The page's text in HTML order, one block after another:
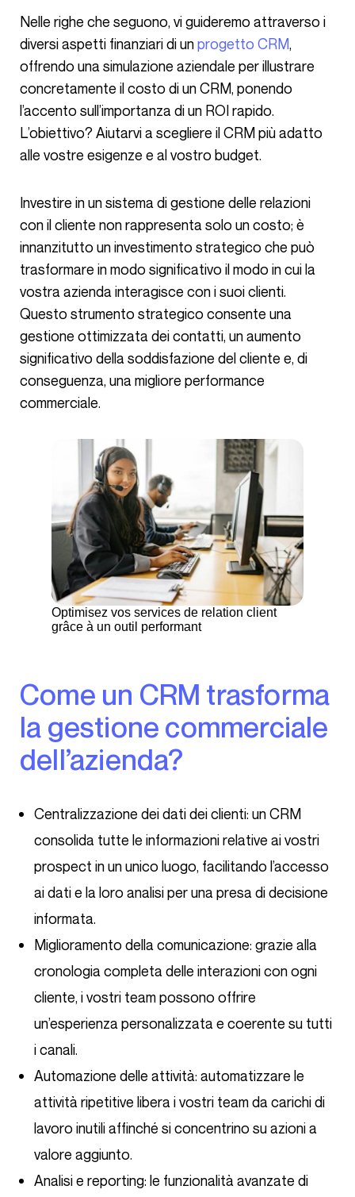
Nelle righe che seguono, vi guideremo attraverso i
diversi aspetti finanziari di unprogetto CRM,
offrendo una simulazione aziendale per illustrare
concretamente il costo di un CRM, ponendo
l’accento sull’importanza di un ROI rapido.
L’obiettivo? Aiutarvi a scegliere il CRM più adatto
alle vostre esigenze e al vostro budget.
Investire in un sistema di gestione delle relazioni
con il cliente non rappresenta solo un costo; è
innanzitutto un investimento strategico che può
trasformare in modo significativo il modo in cui la
vostra azienda interagisce con i suoi clienti.
Questo strumento strategico consente una
gestione ottimizzata dei contatti, un aumento
significativo della soddisfazione del cliente e, di
conseguenza, una migliore performance
commerciale.
Optimisez vos services de relation client
grâce à un outil performant
Come un CRM trasforma
la gestione commerciale
dell’azienda?
Centralizzazione dei dati dei clienti: un CRM
consolida tutte le informazioni relative ai vostri
prospect in un unico luogo, facilitando l’accesso
ai dati e la loro analisi per una presa di decisione
informata.
Miglioramento della comunicazione: grazie alla
cronologia completa delle interazioni con ogni
cliente, i vostri team possono offrire
un’esperienza personalizzata e coerente su tutti
i canali.
Automazione delle attività: automatizzare le
attività ripetitive libera i vostri team da carichi di
lavoro inutili affinché si concentrino su azioni a
valore aggiunto.
Analisi e reporting: le funzionalità avanzate di